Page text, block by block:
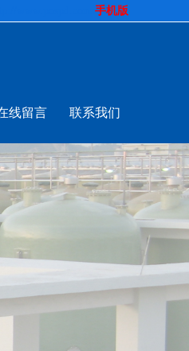
手机版
线留言 联系我们